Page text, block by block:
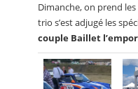
Dimanche, on prend
trio s’est adjugé les
couple Baillet